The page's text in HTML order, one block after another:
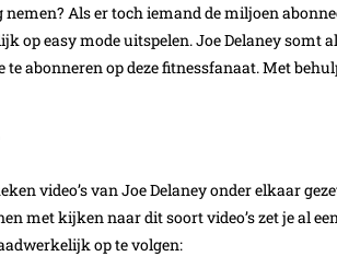
Als er toch iemand de miljoen
op easy mode uitspelen. Joe Delaney somt
abonneren op deze fitnessfanaat. Met
video’s van Joe Delaney onder elkaar
met kijken naar dit soort video’s zet je al
op te volgen: